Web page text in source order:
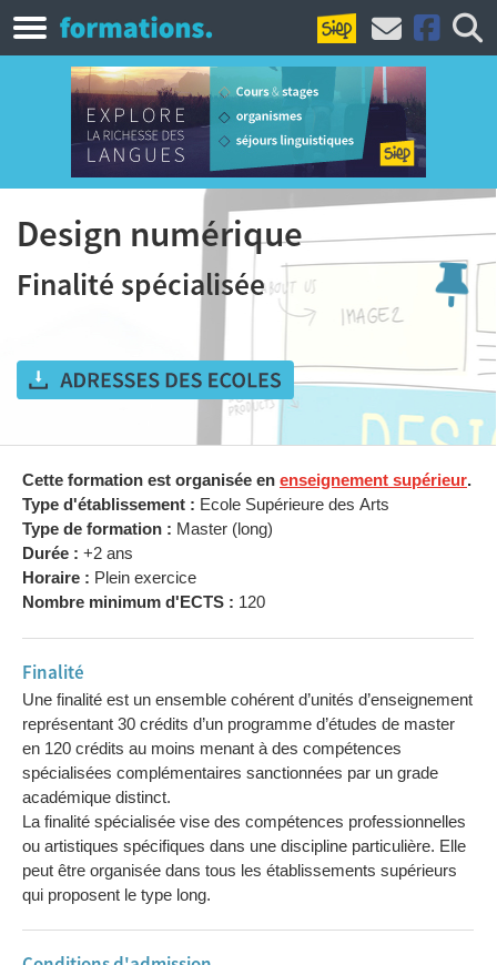
Design numérique
Finalité spécialisée
Cette formation est organisée en enseignement supérieur.
Type d'établissement : Ecole Supérieure des Arts
Type de formation : Master (long)
Durée : +2 ans
Horaire : Plein exercice
Nombre minimum d'ECTS : 120
Finalité
Une finalité est un ensemble cohérent d’unités d’enseignement
représentant 30 crédits d’un programme d’études de master
en 120 crédits au moins menant à des compétences
spécialisées complémentaires sanctionnées par un grade
académique distinct.
La finalité spécialisée vise des compétences professionnelles
ou artistiques spécifiques dans une discipline particulière. Elle
peut être organisée dans tous les établissements supérieurs
qui proposent le type long.